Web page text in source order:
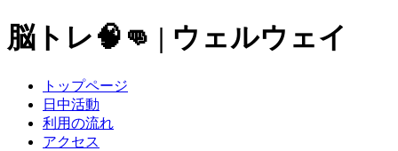
脳トレ🧠👊 | ウェルウェイ
トップページ
日中活動
利用の流れ
アクセス